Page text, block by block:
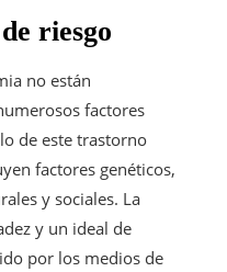
riesgo
no están
factores
de este trastorno
factores genéticos,
y sociales. La
y un ideal de
por los medios de